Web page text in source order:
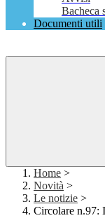
Bacheca
Documenti utili
Home >
Novità >
Le notizie >
Circolare n.97: